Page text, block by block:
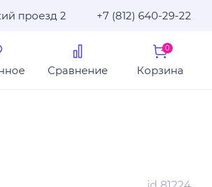
проезд 2 +7 (812) 640-29-22
Сравнение Корзина
0